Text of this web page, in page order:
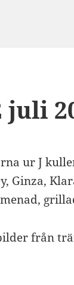
ur J
Ginza,
från